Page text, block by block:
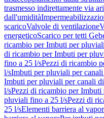
trasmesso indirettamente via
dall'umidità
scaricoValvole di ventilazione
energeticoScarico per tetti
ricambio per Imbuti per pluviali
di ricambio per Imbuti per
fino a 25 l/sPezzi di ricambio
l/sImbuti per pluviali per
Imbuti per pluviali per canali
l/sPezzi di ricambio per
pluviali fino a 25 l/sPezzi di
25 l/sElementi barriera al